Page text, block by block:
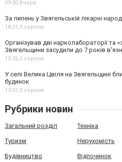
09:00, Вчора
За липень у Звягельській лікарні
18:21, 5 серпня
Організував дві нарколабораторії та
Звягельщини засудили до 7 років
15:32, 5 серпня
У селі Велика Цвіля на Звягельщині
будинок
13:01, 5 серпня
Рубрики новин
Загальний розділ Техніка
Туризм Нерухомість
Будівництво Відпочинок